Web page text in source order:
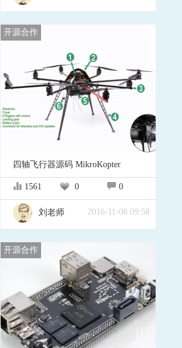
开源合作
四轴飞行器源码 MikroKopter
1561 0 0
刘老师 2016-11-08 09:58
开源合作